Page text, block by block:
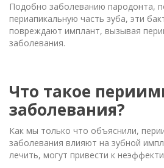
Подобно заболеванию пародонта,
периапикальную часть зуба, эти
повреждают имплант, вызывая
заболевания.
Что такое
заболевания?
Как мы только что объяснили,
заболевания влияют на зубной
лечить, могут привести к